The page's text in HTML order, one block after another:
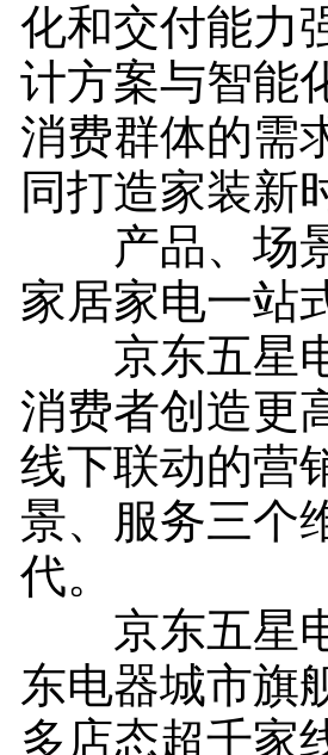
化和交付能力
计方案与智能
消费群体的需
同打造家装新
产品、场景
家居家电一站
京东五星电
消费者创造更
线下联动的营
景、服务三个
代。
京东五星电
东电器城市旗
多店态超千家